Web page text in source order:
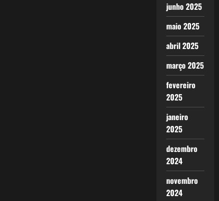
junho 2025
maio 2025
abril 2025
março 2025
fevereiro
2025
janeiro
2025
dezembro
2024
novembro
2024